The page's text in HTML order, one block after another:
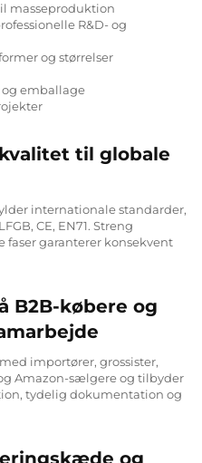
masseproduktion
R&D- og
og størrelser
og emballage
til globale
internationale standarder,
CE, EN71. Streng
faser garanterer konsekvent
B2B-købere og
importører, grossister,
Amazon-sælgere og tilbyder
tydelig dokumentation og